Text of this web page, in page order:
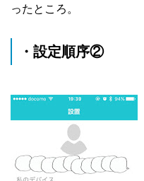
ったところ。
・設定順序②